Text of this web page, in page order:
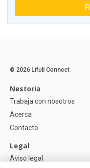
© 2026 Lifull Connect
Nestoria
Trabaja con nosotros
Acerca
Contacto
Legal
Aviso legal